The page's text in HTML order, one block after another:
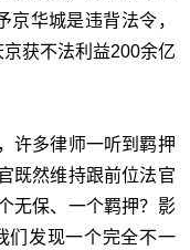
华城是违背法令，
获不法利益200余亿
许多律师一听到羁押
既然维持跟前位法官
无保、一个羁押？影
们发现一个完全不一